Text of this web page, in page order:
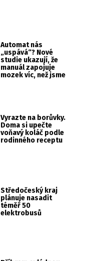
Automat nás
„uspává“? Nové
studie ukazují, že
manuál zapojuje
mozek víc, než jsme
Vyrazte na borůvky.
Doma si upečte
voňavý koláč podle
rodinného receptu
Středočeský kraj
plánuje nasadit
téměř 50
elektrobusů